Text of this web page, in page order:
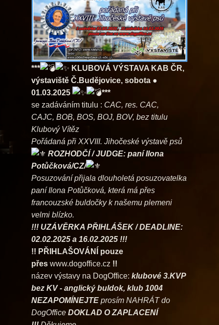
***
KLUBOVÁ VÝSTAVA KAB ČR,
výstaviště Č.Budějovice, sobota ●
01.03.2025
***
se zadáváním titulu : CAC, res. CAC,
CAJC, BOB, BOS, BOJ, BOV, bez titulu
Klubový Vítěz
Pořádaná při XXVIII. Jihočeské výstavě psů
ROZHODČÍ / JUDGE: paní Ilona
Potůčková/CZ/
Posuzování přijala dlouholetá posuzovatelka
paní Ilona Potůčková, která má přes
francouzské buldočky k našemu plemeni
velmi blízko.
!!! UZÁVĚRKA PŘIHLÁŠEK / DEADLINE:
02.02.2025 a 16.02.2025 !!!
!! PŘIHLAŠOVÁNÍ pouze
přes www.dogoffice.cz !!
název výstavy na DogOffice: klubové 3.KVP
bez KV - anglický buldok, klub 1004
NEZAPOMÍNEJTE prosím NAHRÁT do
DogOffice DOKLAD O ZAPLACENÍ